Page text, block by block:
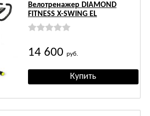
Велотренажер DIAMOND
FITNESS X-SWING EL
14 600 руб.